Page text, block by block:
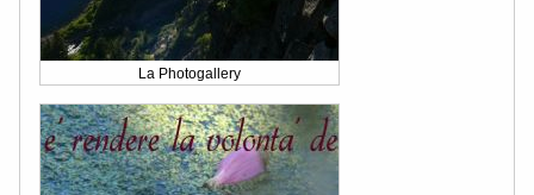
La Photogallery